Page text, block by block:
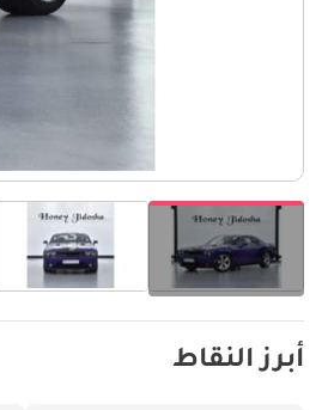
أبرز النقاط